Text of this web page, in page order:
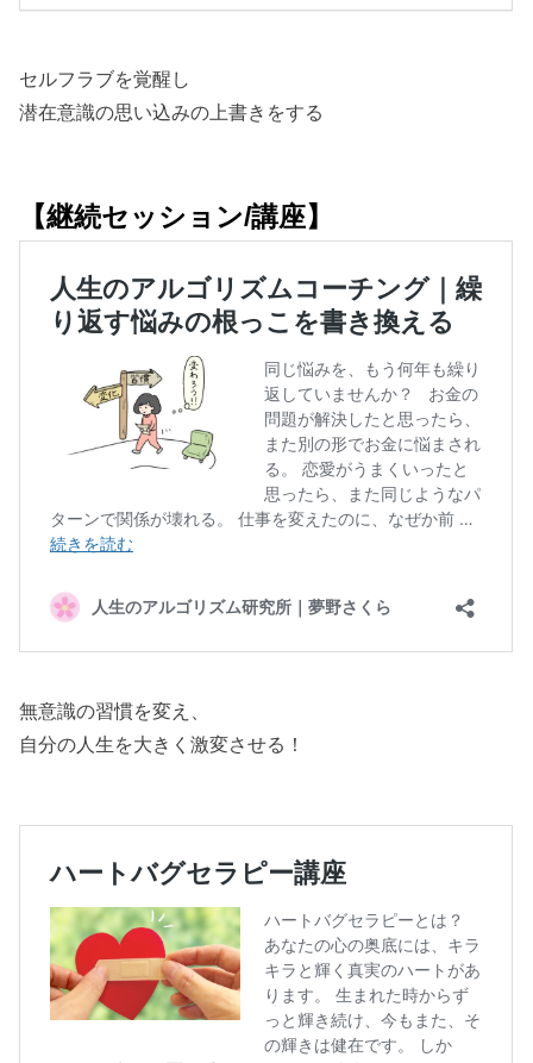
セルフラブを覚醒し
潜在意識の思い込みの上書きをする
【継続セッション/講座】
無意識の習慣を変え、
自分の人生を大きく激変させる！